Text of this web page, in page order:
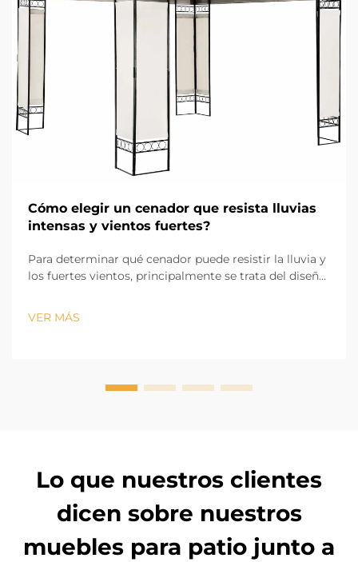
Cómo elegir un cenador que resista lluvias
intensas y vientos fuertes?
Para determinar qué cenador puede resistir la lluvia y
los fuertes vientos, principalmente se trata del diseño
Products, con sede en Hangzhou y con 13 años de
experiencia en la industria, sabe que la primera parte
VER MÁS
Lo que nuestros clientes
dicen sobre nuestros
muebles para patio junto a